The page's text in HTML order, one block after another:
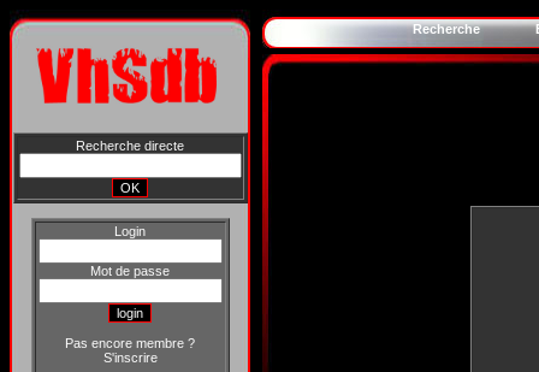
Recherche directe
Login
Mot de passe
Pas encore membre ?
S'inscrire
Recherche